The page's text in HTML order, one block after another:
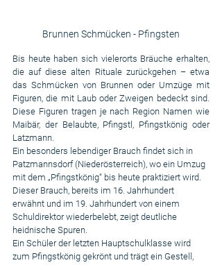
Brunnen Schmücken - Pfingsten
Bis heute haben sich vielerorts Bräuche erhalten,
die auf diese alten Rituale zurückgehen – etwa
das Schmücken von Brunnen oder Umzüge mit
Figuren, die mit Laub oder Zweigen bedeckt sind.
Diese Figuren tragen je nach Region Namen wie
Maibär, der Belaubte, Pfingstl, Pfingstkönig oder
Latzmann.
Ein besonders lebendiger Brauch findet sich in
Patzmannsdorf (Niederösterreich), wo ein Umzug
mit dem „Pfingstkönig“ bis heute praktiziert wird.
Dieser Brauch, bereits im 16. Jahrhundert
erwähnt und im 19. Jahrhundert von einem
Schuldirektor wiederbelebt, zeigt deutliche
heidnische Spuren.
Ein Schüler der letzten Hauptschulklasse wird
zum Pfingstkönig gekrönt und trägt ein Gestell,